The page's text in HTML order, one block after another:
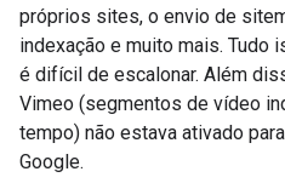
próprios sites, o envio de
indexação e muito mais. Tudo
é difícil de escalonar. Além
Vimeo (segmentos de vídeo
tempo) não estava ativado
Google.